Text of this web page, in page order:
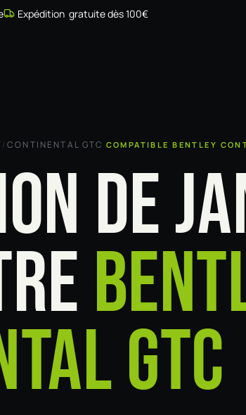
Expédition gratuite dès 100€
/CONTINENTAL GTC COMPATIBLE BENTLEY
DE
GTC